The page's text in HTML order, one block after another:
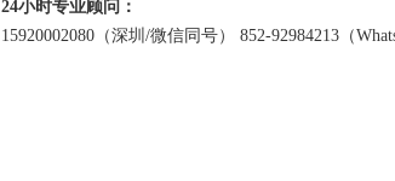
24小时专业顾问：
15920002080（深圳/微信同号） 852-92984213（